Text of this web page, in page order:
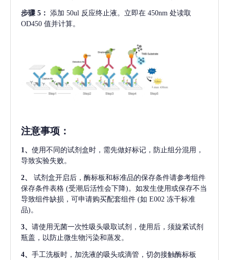
步骤 5： 添加 50ul 反应终止液。立即在 450nm 处读取
OD450 值并计算。
注意事项 ：
1、 使用不同的试剂盒时，需先做好标记，防止组分混用，
导致实验失败。
2、
试剂盒开启后，酶标板和标准品的保存条件请参考组件
保存条件表格 (受潮后活性会下降)。如发生使用或保存不当
导致组件缺损，可申请购买配套组件 (如 E002 冻干标准
品)。
3、 请使用无菌一次性吸头吸取试剂，使用后，须旋紧试剂
瓶盖，以防止微生物污染和蒸发。
4、 手工洗板时，加洗液的吸头或滴管，切勿接触酶标板